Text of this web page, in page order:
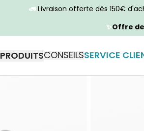
🚛 Livraison offerte dès 150€
✨Offre
PRODUITSCONSEILSSERVICE